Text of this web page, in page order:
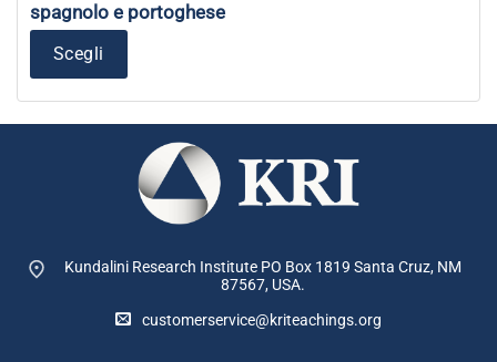
spagnolo e portoghese
Scegli
Kundalini Research Institute PO Box 1819 Santa Cruz, NM
87567, USA.
customerservice@kriteachings.org